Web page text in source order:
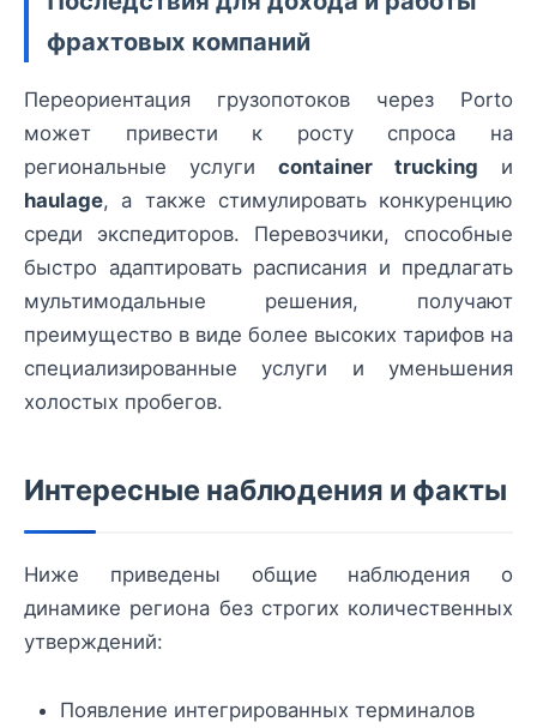
фрахтовых компаний
Переориентация грузопотоков через Porto
может привести к росту спроса на
региональные услуги container trucking и
haulage, а также стимулировать конкуренцию
среди экспедиторов. Перевозчики, способные
быстро адаптировать расписания и предлагать
мультимодальные решения, получают
преимущество в виде более высоких тарифов на
специализированные услуги и уменьшения
холостых пробегов.
Интересные наблюдения и факты
Ниже приведены общие наблюдения о
динамике региона без строгих количественных
утверждений:
Появление интегрированных терминалов